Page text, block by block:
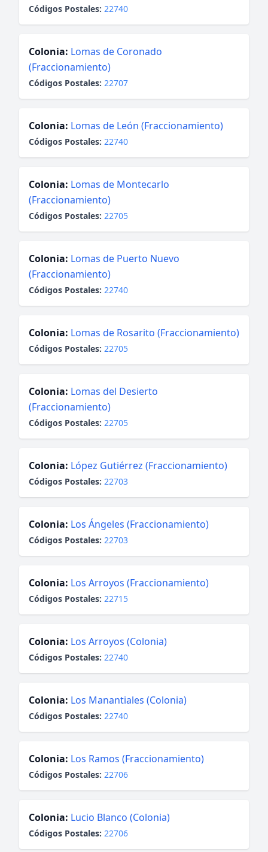
Códigos Postales: 22740
Colonia: Lomas de Coronado
(Fraccionamiento)
Códigos Postales: 22707
Colonia: Lomas de León (Fraccionamiento)
Códigos Postales: 22740
Colonia: Lomas de Montecarlo
(Fraccionamiento)
Códigos Postales: 22705
Colonia: Lomas de Puerto Nuevo
(Fraccionamiento)
Códigos Postales: 22740
Colonia: Lomas de Rosarito (Fraccionamiento)
Códigos Postales: 22705
Colonia: Lomas del Desierto
(Fraccionamiento)
Códigos Postales: 22705
Colonia: López Gutiérrez (Fraccionamiento)
Códigos Postales: 22703
Colonia: Los Ángeles (Fraccionamiento)
Códigos Postales: 22703
Colonia: Los Arroyos (Fraccionamiento)
Códigos Postales: 22715
Colonia: Los Arroyos (Colonia)
Códigos Postales: 22740
Colonia: Los Manantiales (Colonia)
Códigos Postales: 22740
Colonia: Los Ramos (Fraccionamiento)
Códigos Postales: 22706
Colonia: Lucio Blanco (Colonia)
Códigos Postales: 22706